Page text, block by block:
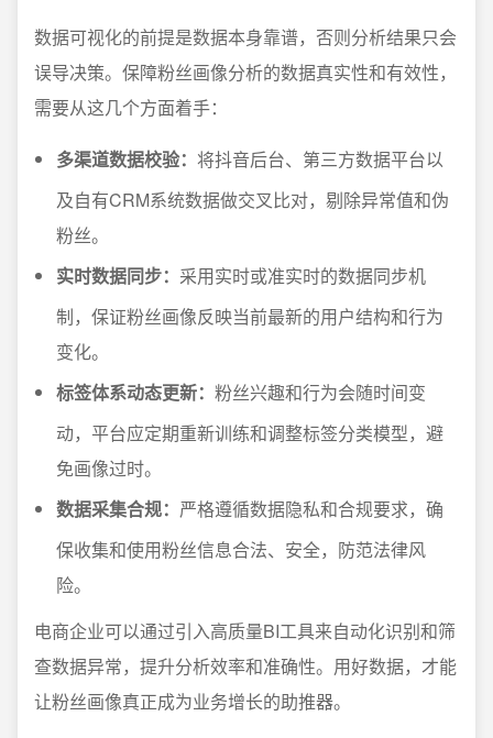
数据可视化的前提是数据本身靠谱，否则分析结果只会
误导决策。保障粉丝画像分析的数据真实性和有效性，
需要从这几个方面着手：
多渠道数据校验： 将抖音后台、第三方数据平台以
及自有CRM系统数据做交叉比对，剔除异常值和伪
粉丝。
实时数据同步： 采用实时或准实时的数据同步机
制，保证粉丝画像反映当前最新的用户结构和行为
变化。
标签体系动态更新： 粉丝兴趣和行为会随时间变
动，平台应定期重新训练和调整标签分类模型，避
免画像过时。
数据采集合规： 严格遵循数据隐私和合规要求，确
保收集和使用粉丝信息合法、安全，防范法律风
险。
电商企业可以通过引入高质量BI工具来自动化识别和筛
查数据异常，提升分析效率和准确性。用好数据，才能
让粉丝画像真正成为业务增长的助推器。